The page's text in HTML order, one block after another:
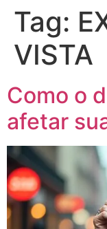
Tag:
VISTA
Como o
afetar